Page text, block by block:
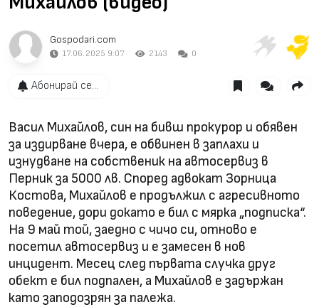
Gospodari.com
17.06.2025 9:07 2143 0
Абонирай се...
Васил Михайлов, син на бивш прокурор и обявен
за издирване вчера, е обвинен в заплахи и
изнудване на собственик на автосервиз в
Перник за 5000 лв. Според адвокат Зорница
Костова, Михайлов е продължил с агресивното
поведение, дори докато е бил с мярка „подписка“.
На 9 май той, заедно с чичо си, отново е
посетил автосервиз и е замесен в нов
инцидент. Месец след първата случка друг
обект е бил подпален, а Михайлов е задържан
като заподозрян за палежа.